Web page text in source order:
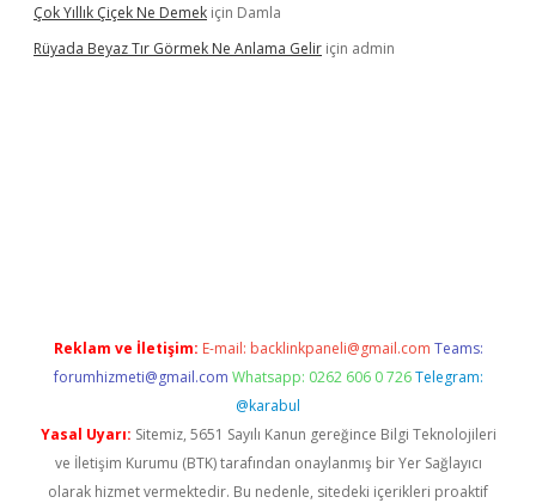
Çok Yıllık Çiçek Ne Demek için Damla
Rüyada Beyaz Tır Görmek Ne Anlama Gelir için admin
Reklam ve İletişim: E-mail: backlinkpaneli@gmail.com Teams:
forumhizmeti@gmail.com Whatsapp: 0262 606 0 726 Telegram:
@karabul
Yasal Uyarı: Sitemiz, 5651 Sayılı Kanun gereğince Bilgi Teknolojileri
ve İletişim Kurumu (BTK) tarafından onaylanmış bir Yer Sağlayıcı
olarak hizmet vermektedir. Bu nedenle, sitedeki içerikleri proaktif